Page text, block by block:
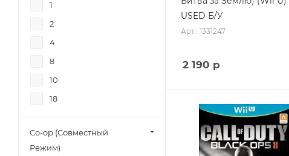
USED Б/У
Арт.: 1331247
2 190 р
Экшн (Action)
1
2
4
8
10
18
Co-op (Совместный
Режим)